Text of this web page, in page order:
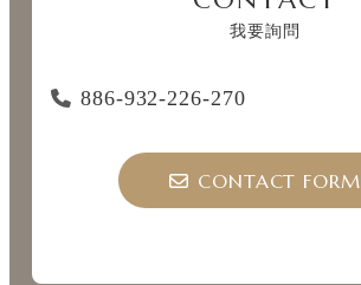
我要詢問
886-932-226-270
CONTACT FORM